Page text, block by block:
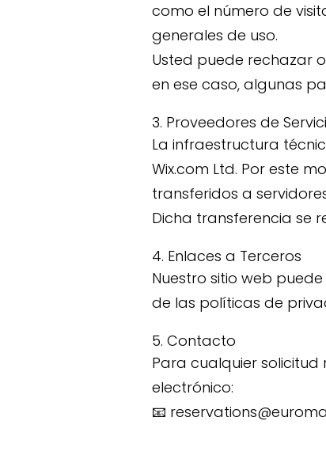
como el número de
generales de uso.
Usted puede rechazar
en ese caso, algunas
3. Proveedores de
La infraestructura
Wix.com Ltd. Por este
transferidos a
Dicha transferencia se
4. Enlaces a Terceros
Nuestro sitio web
de las políticas de
5. Contacto
Para cualquier
electrónico:
📧